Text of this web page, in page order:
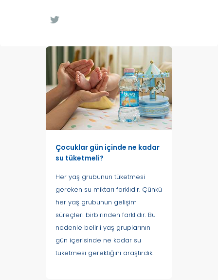
Çocuklar gün içinde ne kadar
su tüketmeli?
Her yaş grubunun tüketmesi
gereken su miktarı farklıdır. Çünkü
her yaş grubunun gelişim
süreçleri birbirinden farklıdır. Bu
nedenle belirli yaş gruplarının
gün içerisinde ne kadar su
tüketmesi gerektiğini araştırdık.